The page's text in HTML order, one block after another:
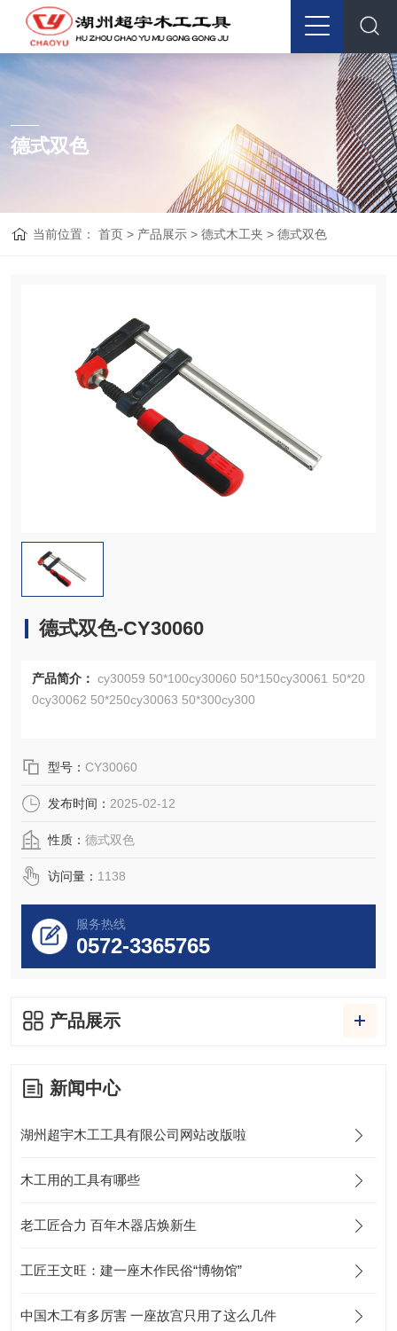
德式双色
当前位置：首页 > 产品展示 >德式木工夹 >德式双色
德式双色-CY30060
产品简介： cy30059 50*100cy30060 50*150cy30061 50*20
0cy30062 50*250cy30063 50*300cy300
型号： CY30060
发布时间： 2025-02-12
性质： 德式双色
访问量： 1138
服务热线
0572-3365765
产品展示
新闻中心
湖州超宇木工工具有限公司网站改版啦
木工用的工具有哪些
老工匠合力 百年木器店焕新生
工匠王文旺：建一座木作民俗“博物馆”
中国木工有多厉害 一座故宫只用了这么几件